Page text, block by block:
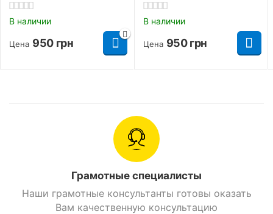
В наличии
Цена 950 грн
В наличии
Цена 950 грн
Грамотные специалисты
Наши грамотные консультанты готовы оказать
Вам качественную консультацию